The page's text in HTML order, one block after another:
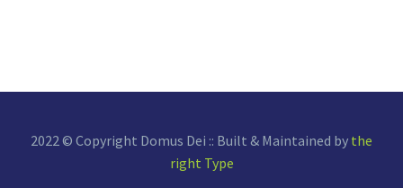
2022 © Copyright Domus Dei :: Built & Maintained by the
right Type